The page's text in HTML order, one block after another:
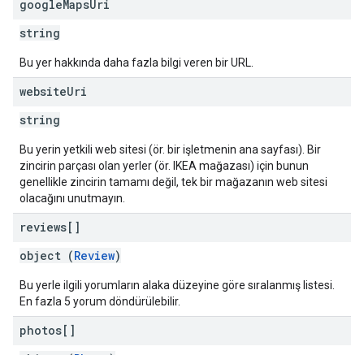
googleMapsUri
string
Bu yer hakkında daha fazla bilgi veren bir URL.
websiteUri
string
Bu yerin yetkili web sitesi (ör. bir işletmenin ana sayfası). Bir
zincirin parçası olan yerler (ör. IKEA mağazası) için bunun
genellikle zincirin tamamı değil, tek bir mağazanın web sitesi
olacağını unutmayın.
reviews[]
object (Review)
Bu yerle ilgili yorumların alaka düzeyine göre sıralanmış listesi.
En fazla 5 yorum döndürülebilir.
photos[]